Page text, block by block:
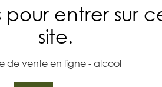
pour entrer sur
site.
de vente en ligne - alcool